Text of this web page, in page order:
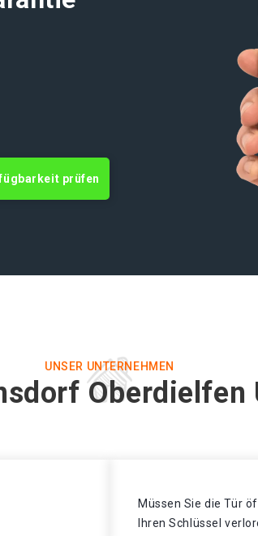
prüfen
UNSER UNTERNEHMEN
Oberdielfen
Müssen Sie die Tür
Ihren Schlüssel